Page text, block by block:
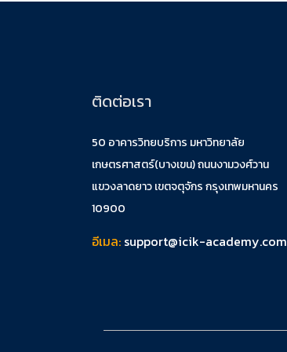
ติดต่อเรา
50 อาคารวิทยบริการ มหาวิทยาลัย
เกษตรศาสตร์(บางเขน) ถนนงามวงศ์วาน
แขวงลาดยาว เขตจตุจักร กรุงเทพมหานคร
10900
อีเมล: support@icik-academy.com